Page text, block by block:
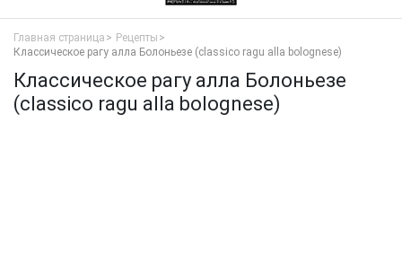
Главная страница
Рецепты
Классическое рагу алла Болоньезе (classico ragu alla bolognese)
Классическое рагу алла Болоньезе
(classico ragu alla bolognese)